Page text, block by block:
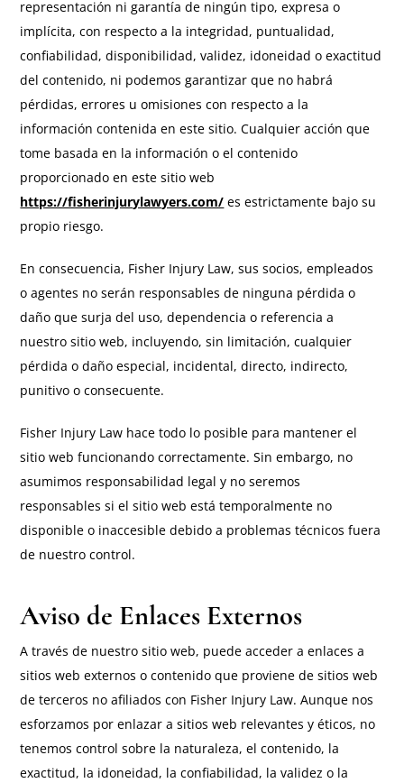
representación ni garantía de ningún tipo, expresa o
implícita, con respecto a la integridad, puntualidad,
confiabilidad, disponibilidad, validez, idoneidad o exactitud
del contenido, ni podemos garantizar que no habrá
pérdidas, errores u omisiones con respecto a la
información contenida en este sitio. Cualquier acción que
tome basada en la información o el contenido
proporcionado en este sitio web
https://fisherinjurylawyers.com/ es estrictamente bajo su
propio riesgo.
En consecuencia, Fisher Injury Law, sus socios, empleados
o agentes no serán responsables de ninguna pérdida o
daño que surja del uso, dependencia o referencia a
nuestro sitio web, incluyendo, sin limitación, cualquier
pérdida o daño especial, incidental, directo, indirecto,
punitivo o consecuente.
Fisher Injury Law hace todo lo posible para mantener el
sitio web funcionando correctamente. Sin embargo, no
asumimos responsabilidad legal y no seremos
responsables si el sitio web está temporalmente no
disponible o inaccesible debido a problemas técnicos fuera
de nuestro control.
Aviso de Enlaces Externos
A través de nuestro sitio web, puede acceder a enlaces a
sitios web externos o contenido que proviene de sitios web
de terceros no afiliados con Fisher Injury Law. Aunque nos
esforzamos por enlazar a sitios web relevantes y éticos, no
tenemos control sobre la naturaleza, el contenido, la
exactitud, la idoneidad, la confiabilidad, la validez o la